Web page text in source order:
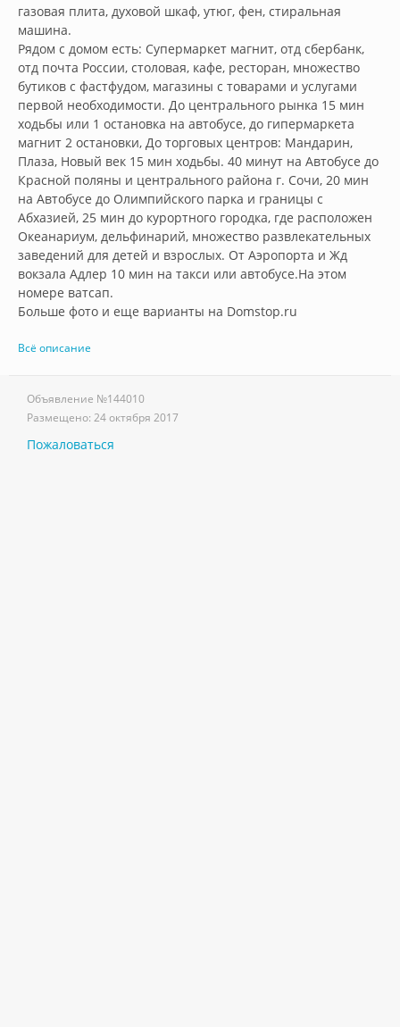
газовая плита, духовой шкаф, утюг, фен, стиральная
машина.
Рядом с домом есть: Супермаркет магнит, отд сбербанк,
отд почта России, столовая, кафе, ресторан, множество
бутиков с фастфудом, магазины с товарами и услугами
первой необходимости. До центрального рынка 15 мин
ходьбы или 1 остановка на автобусе, до гипермаркета
магнит 2 остановки, До торговых центров: Мандарин,
Плаза, Новый век 15 мин ходьбы. 40 минут на Автобусе до
Красной поляны и центрального района г. Сочи, 20 мин
на Автобусе до Олимпийского парка и границы с
Абхазией, 25 мин до курортного городка, где расположен
Океанариум, дельфинарий, множество развлекательных
заведений для детей и взрослых. От Аэропорта и Жд
вокзала Адлер 10 мин на такси или автобусе.На этом
номере ватсап.
Больше фото и еще варианты на Domstop.ru
Всё описание
Объявление №144010
Размещено: 24 октября 2017
Пожаловаться